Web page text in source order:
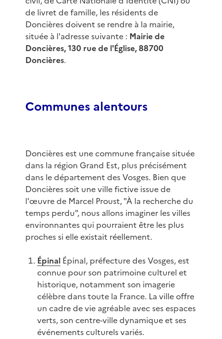
de livret de famille, les résidents de
Doncières doivent se rendre à la mairie,
située à l'adresse suivante : Mairie de
Doncières, 130 rue de l'Église, 88700
Doncières.
Communes alentours
Doncières est une commune française située
dans la région Grand Est, plus précisément
dans le département des Vosges. Bien que
Doncières soit une ville fictive issue de
l'œuvre de Marcel Proust, "À la recherche du
temps perdu", nous allons imaginer les villes
environnantes qui pourraient être les plus
proches si elle existait réellement.
ÉpinalÉpinal, préfecture des Vosges, est
connue pour son patrimoine culturel et
historique, notamment son imagerie
célèbre dans toute la France. La ville offre
un cadre de vie agréable avec ses espaces
verts, son centre-ville dynamique et ses
événements culturels variés.